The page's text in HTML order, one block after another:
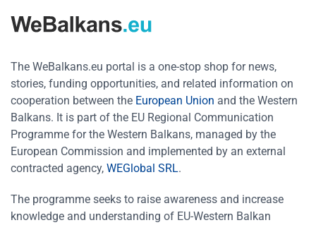
The WeBalkans.eu portal is a one-stop shop for news,
stories, funding opportunities, and related information on
cooperation between the European Union and the Western
Balkans. It is part of the EU Regional Communication
Programme for the Western Balkans, managed by the
European Commission and implemented by an external
contracted agency, WEGlobal SRL.
The programme seeks to raise awareness and increase
knowledge and understanding of EU-Western Balkan